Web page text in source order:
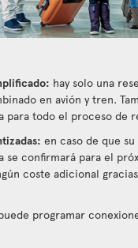
hay solo una
en avión y tren.
para todo el proceso de
en caso de que
se confirmará para el
coste adicional
programar